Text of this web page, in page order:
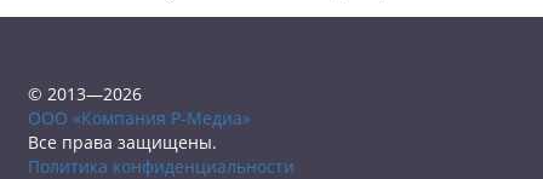
© 2013—2026
ООО «Компания Р-Медиа»
Все права защищены.
Политика конфиденциальности